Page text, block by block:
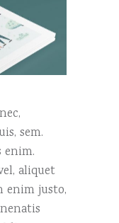
sem.
enim.
aliquet
enim justo,